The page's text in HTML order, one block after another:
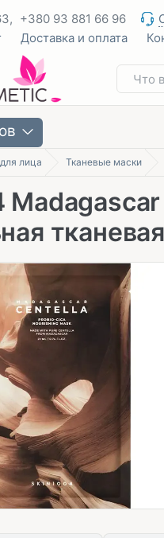
+380 93 881 66 96
Доставка и оплата
лица Тканевые маски